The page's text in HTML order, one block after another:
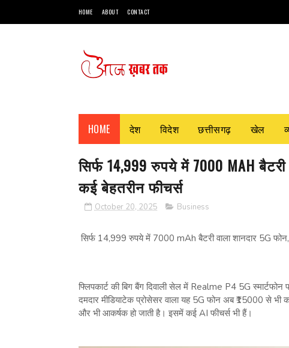
HOME ABOUT CONTACT
HOME देश विदेश छत्तीसगढ़ खेल
सिर्फ 14,999 रुपये में 7000 MAH
कई बेहतरीन फीचर्स
October 20, 2025 Business
सिर्फ 14,999 रुपये में 7000 mAh बैटरी वाला शानदार 5G
फ्लिपकार्ट की बिग बैंग दिवाली सेल में Realme P4 5G
दमदार मीडियाटेक प्रोसेसर वाला यह 5G फोन अब ₹15000 से
और भी आकर्षक हो जाती है। इसमें कई AI फीचर्स भी हैं।